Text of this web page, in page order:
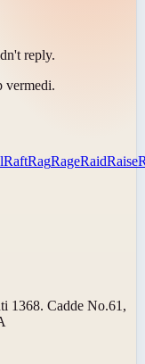
reply.
vermedi.
RaftRagRageRaidRaise
1368. Cadde No.61,